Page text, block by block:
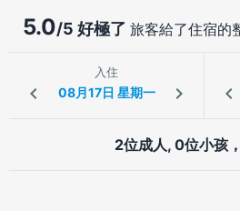
5.0/5 好極了 旅客給了住宿的
入住
2位成人, 0位小孩